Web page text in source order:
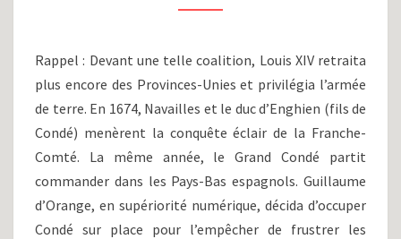
:
DE
HOLLANDE,
EUROPÉENNE
ET
MULTIFRONTS
(1676-
1677)
Rappel : Devant une telle coalition, Louis XIV retraita
plus encore des Provinces-Unies et privilégia l’armée
de terre. En 1674, Navailles et le duc d’Enghien (fils de
Condé) menèrent la conquête éclair de la Franche-
Comté. La même année, le Grand Condé partit
commander dans les Pays-Bas espagnols. Guillaume
d’Orange, en supériorité numérique, décida d’occuper
Condé sur place pour l’empêcher de frustrer les